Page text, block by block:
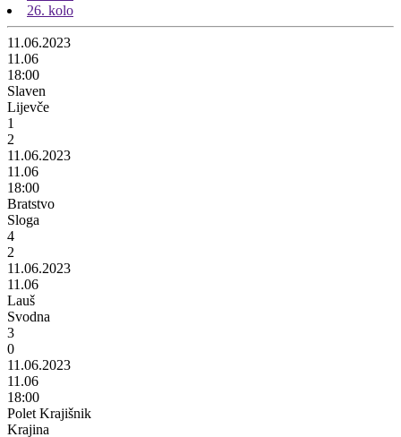
26. kolo
11.06.2023
11.06
18:00
Slaven
Lijevče
1
2
11.06.2023
11.06
18:00
Bratstvo
Sloga
4
2
11.06.2023
11.06
Lauš
Svodna
3
0
11.06.2023
11.06
18:00
Polet Krajišnik
Krajina